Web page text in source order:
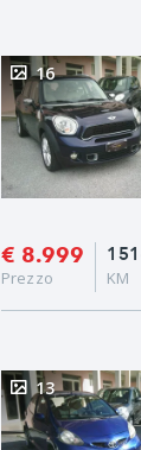
16
€ 8.999
Prezzo KM
13